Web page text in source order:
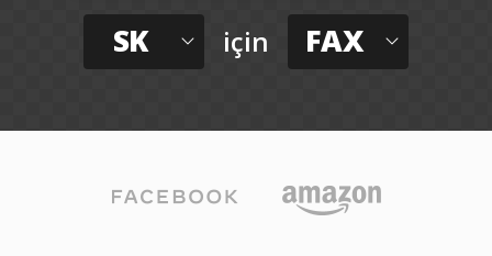
SK için FAX